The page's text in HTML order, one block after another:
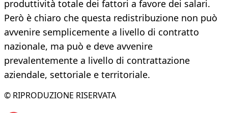
produttività totale dei fattori a favore dei salari.
Però è chiaro che questa redistribuzione non può
avvenire semplicemente a livello di contratto
nazionale, ma può e deve avvenire
prevalentemente a livello di contrattazione
aziendale, settoriale e territoriale.
© RIPRODUZIONE RISERVATA